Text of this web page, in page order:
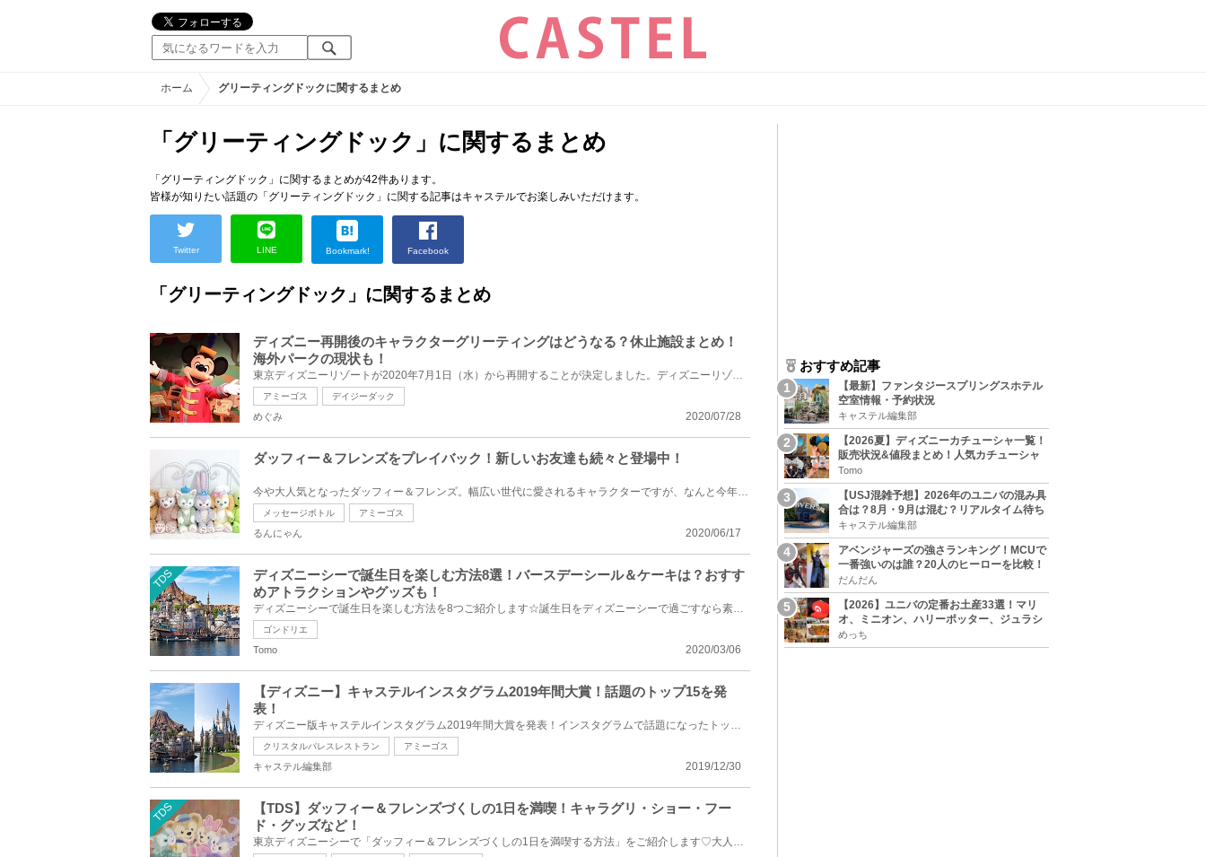
ホーム グリーティングドックに関するまとめ
「グリーティングドック」に関するまとめ
「グリーティングドック」に関するまとめが42件あります。
皆様が知りたい話題の「グリーティングドック」に関する記事はキャステルでお楽しみいただけます。
Twitter LINE Bookmark! Facebook
「グリーティングドック」に関するまとめ
ディズニー再開後のキャラクターグリーティングはどうなる？休止施設まとめ！
海外パークの現状も！
東京ディズニーリゾートが2020年7月1日（水）から再開することが決定しました。ディズニーリゾート内で...
アミーゴス デイジーダック
2020/07/28
めぐみ
ダッフィー＆フレンズをプレイバック！新しいお友達も続々と登場中！
今や大人気となったダッフィー＆フレンズ。幅広い世代に愛されるキャラクターですが、なんと今年でダッ...
メッセージボトル アミーゴス
2020/06/17
るんにゃん
TDS
ディズニーシーで誕生日を楽しむ方法8選！バースデーシール＆ケーキは？おすす
めアトラクションやグッズも！
ディズニーシーで誕生日を楽しむ方法を8つご紹介します☆誕生日をディズニーシーで過ごすなら素敵な思い...
ゴンドリエ
2020/03/06
Tomo
【ディズニー】キャステルインスタグラム2019年間大賞！話題のトップ15を発
表！
ディズニー版キャステルインスタグラム2019年間大賞を発表！インスタグラムで話題になったトップ15記事...
クリスタルパレスレストラン アミーゴス
2019/12/30
キャステル編集部
TDS
【TDS】ダッフィー＆フレンズづくしの1日を満喫！キャラグリ・ショー・フー
ド・グッズなど！
東京ディズニーシーで「ダッフィー＆フレンズづくしの1日を満喫する方法」をご紹介します♡大人気の「ダ...
おすすめ記事
【最新】ファンタジースプリングスホテル
空室情報・予約状況
キャステル編集部
【2026夏】ディズニーカチューシャ一覧！
販売状況&値段まとめ！人気カチューシャ
をチェック
Tomo
【USJ混雑予想】2026年のユニバの混み具
合は？8月・9月は混む？リアルタイム待ち
時間アプリも
キャステル編集部
アベンジャーズの強さランキング！MCUで
一番強いのは誰？20人のヒーローを比較！
だんだん
【2026】ユニバの定番お土産33選！マリ
オ、ミニオン、ハリーポッター、ジュラシ
ックパーク、セサミ、SINGなどのグッズ情
報
めっち